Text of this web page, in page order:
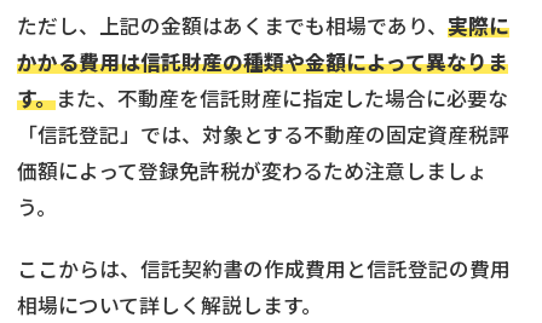
ただし、上記の金額はあくまでも相場であり、 実際に
かかる費用は信託財産の種類や金額によって異なりま
す。また、不動産を信託財産に指定した場合に必要な
「信託登記」では、対象とする不動産の固定資産税評
価額によって登録免許税が変わるため注意しましょ
う。
ここからは、信託契約書の作成費用と信託登記の費用
相場について詳しく解説します。